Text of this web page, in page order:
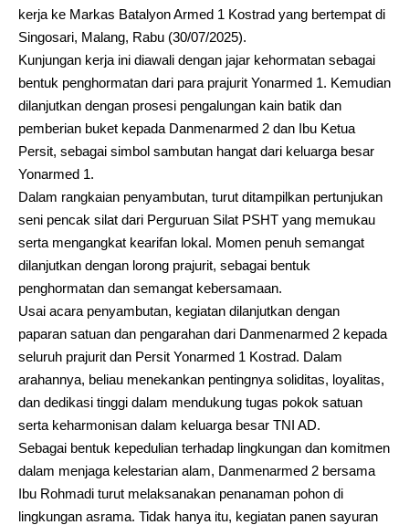
kerja ke Markas Batalyon Armed 1 Kostrad yang bertempat di
Singosari, Malang, Rabu (30/07/2025).
Kunjungan kerja ini diawali dengan jajar kehormatan sebagai
bentuk penghormatan dari para prajurit Yonarmed 1. Kemudian
dilanjutkan dengan prosesi pengalungan kain batik dan
pemberian buket kepada Danmenarmed 2 dan Ibu Ketua
Persit, sebagai simbol sambutan hangat dari keluarga besar
Yonarmed 1.
Dalam rangkaian penyambutan, turut ditampilkan pertunjukan
seni pencak silat dari Perguruan Silat PSHT yang memukau
serta mengangkat kearifan lokal. Momen penuh semangat
dilanjutkan dengan lorong prajurit, sebagai bentuk
penghormatan dan semangat kebersamaan.
Usai acara penyambutan, kegiatan dilanjutkan dengan
paparan satuan dan pengarahan dari Danmenarmed 2 kepada
seluruh prajurit dan Persit Yonarmed 1 Kostrad. Dalam
arahannya, beliau menekankan pentingnya soliditas, loyalitas,
dan dedikasi tinggi dalam mendukung tugas pokok satuan
serta keharmonisan dalam keluarga besar TNI AD.
Sebagai bentuk kepedulian terhadap lingkungan dan komitmen
dalam menjaga kelestarian alam, Danmenarmed 2 bersama
Ibu Rohmadi turut melaksanakan penanaman pohon di
lingkungan asrama. Tidak hanya itu, kegiatan panen sayuran